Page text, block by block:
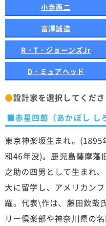
小寺酉二
富澤誠造
R・T・ジョーンズJr
D・ミュアヘッド
●設計家を選択してくだ
■赤星四郎（あかぼし し
東京神楽坂生まれ。
和46年没)。鹿児島薩摩藩
之助の四男として生まれ
大に留学し、アメリカン
躍。代表\作は、藤田欽哉
リー倶楽部や神奈川県の